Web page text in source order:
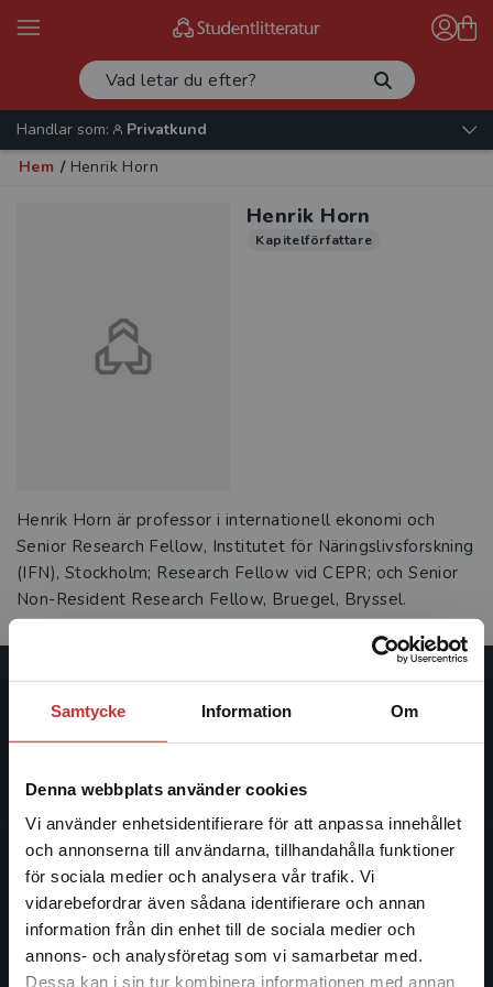
Samtycke Information Om
Denna webbplats använder cookies
Vi använder enhetsidentifierare för att anpassa innehållet
och annonserna till användarna, tillhandahålla funktioner
för sociala medier och analysera vår trafik. Vi
vidarebefordrar även sådana identifierare och annan
information från din enhet till de sociala medier och
annons- och analysföretag som vi samarbetar med.
Dessa kan i sin tur kombinera informationen med annan
Begränsad fraktregion
Handlar som:
Privatkund
Hem / Henrik Horn
Henrik Horn
Kapitelförfattare
Henrik Horn är professor i internationell ekonomi och
Senior Research Fellow, Institutet för Näringslivsforskning
(IFN), Stockholm; Research Fellow vid CEPR; och Senior
Non-Resident Research Fellow, Bruegel, Bryssel.
Studentlitteratur
ledande utbildningsförlag. Med läromedel, kurslitteratur,
facklitteratur, utbildningar och digitala
informationstjänster i utbudet, finns Studentlitteratur med
längs hela kunskapsresan.
Kontakta oss
Kontakta oss